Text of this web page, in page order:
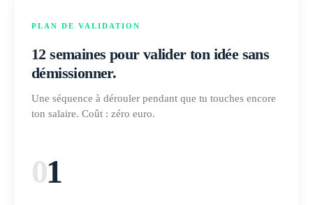
PLAN DE VALIDATION
12 semaines pour valider ton idée sans
démissionner.
Une séquence à dérouler pendant que tu touches encore
ton salaire. Coût : zéro euro.
01